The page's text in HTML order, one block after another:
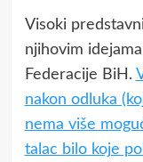
Visoki
njihovim
Federacije BiH.
nakon odluka
nema više
talac bilo koje